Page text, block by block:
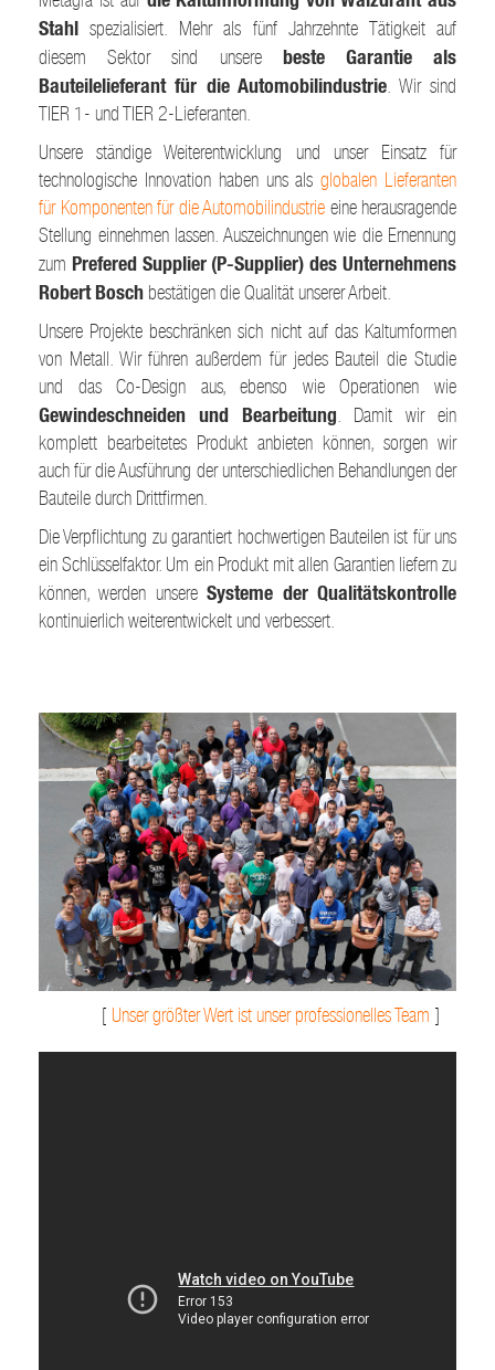
Stahl spezialisiert. Mehr als fünf Jahrzehnte Tätigkeit auf
diesem Sektor sind unsere beste Garantie als
Bauteilelieferant für die Automobilindustrie. Wir sind
TIER 1- und TIER 2-Lieferanten.
Unsere ständige Weiterentwicklung und unser Einsatz für
technologische Innovation haben uns alsglobalen Lieferanten
für Komponenten für die Automobilindustrie eine herausragende
Stellung einnehmen lassen. Auszeichnungen wie die Ernennung
zum Prefered Supplier (P-Supplier) des Unternehmens
Robert Bosch bestätigen die Qualität unserer Arbeit.
Unsere Projekte beschränken sich nicht auf das Kaltumformen
von Metall. Wir führen außerdem für jedes Bauteil die Studie
und das Co-Design aus, ebenso wie Operationen wie
Gewindeschneiden und Bearbeitung. Damit wir ein
komplett bearbeitetes Produkt anbieten können, sorgen wir
auch für die Ausführung der unterschiedlichen Behandlungen der
Bauteile durch Drittfirmen.
Die Verpflichtung zu garantiert hochwertigen Bauteilen ist für uns
ein Schlüsselfaktor. Um ein Produkt mit allen Garantien liefern zu
können, werden unsereSysteme der Qualitätskontrolle
kontinuierlich weiterentwickelt und verbessert.
[ Unser größter Wert ist unser professionelles Team ]